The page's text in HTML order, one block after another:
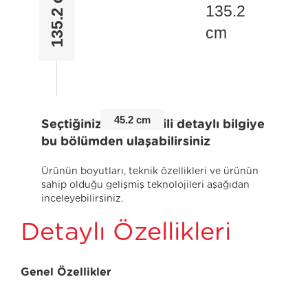
135.2 cm
45.2 cm
135.2
cm
Seçtiğiniz ürünle ilgili detaylı bilgiye
bu bölümden ulaşabilirsiniz
Ürünün boyutları, teknik özellikleri ve ürünün
sahip olduğu gelişmiş teknolojileri aşağıdan
inceleyebilirsiniz.
Detaylı Özellikleri
Genel Özellikler